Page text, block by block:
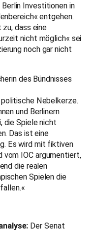
Investitionen in
entgehen.
dass eine
nicht möglich« sei
noch gar nicht
des Bündnisses
Nebelkerze.
und Berlinern
die Spiele nicht
Das ist eine
Es wird mit fiktiven
vom IOC argumentiert,
die realen
Spielen die
Der Senat